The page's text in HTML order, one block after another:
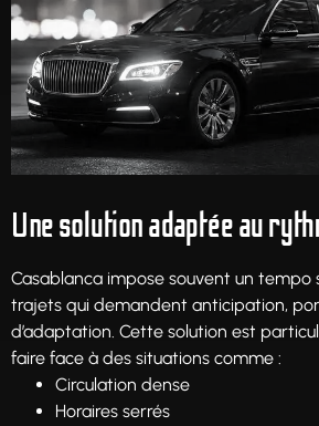
Une solution adaptée au
Casablanca impose souvent un tempo
trajets qui demandent anticipation,
d’adaptation. Cette solution est
faire face à des situations comme :
Circulation dense
Horaires serrés